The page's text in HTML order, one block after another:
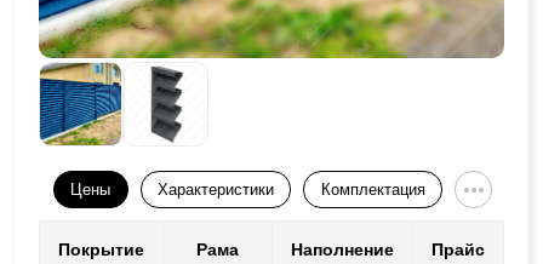
Цены Характеристики Комплектация
Покрытие Рама Наполнение Прайс